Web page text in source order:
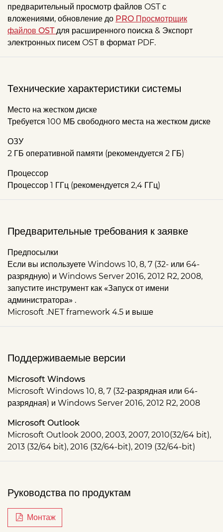
предварительный просмотр файлов OST с
вложениями, обновление до PRO Просмотрщик
файлов OST для расширенного поиска & Экспорт
электронных писем OST в формат PDF.
Технические характеристики системы
Место на жестком диске
Требуется 100 МБ свободного места на жестком диске
ОЗУ
2 ГБ оперативной памяти (рекомендуется 2 ГБ)
Процессор
Процессор 1 ГГц (рекомендуется 2,4 ГГц)
Предварительные требования к заявке
Предпосылки
Если вы используете Windows 10, 8, 7 (32- или 64-
разрядную) и Windows Server 2016, 2012 R2, 2008,
запустите инструмент как «Запуск от имени
администратора» .
Microsoft .NET framework 4.5 и выше
Поддерживаемые версии
Microsoft Windows
Microsoft Windows 10, 8, 7 (32-разрядная или 64-
разрядная) и Windows Server 2016, 2012 R2, 2008
Microsoft Outlook
Microsoft Outlook 2000, 2003, 2007, 2010(32/64 bit),
2013 (32/64 bit), 2016 (32/64-bit), 2019 (32/64-bit)
Руководства по продуктам
Монтаж